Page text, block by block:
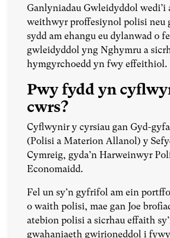
Ganlyniadau Gwleidyddol wedi’i
weithwyr proffesiynol polisi neu
sydd am ehangu eu dylanwad o
gwleidyddol yng Nghymru a
hymgyrchoedd yn fwy effeithiol.
Pwy fydd yn
cwrs?
Cyflwynir y cyrsiau gan Gyd-
(Polisi a Materion Allanol) y
Cymreig, gyda’n Harweinwyr
Economaidd.
Fel un sy’n gyfrifol am ein
o waith polisi, mae gan Joe
atebion polisi a sicrhau effaith
gwahaniaeth gwirioneddol i